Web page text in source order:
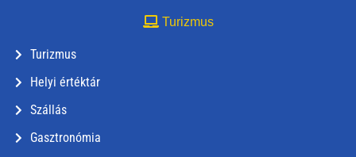
Turizmus
Turizmus
Helyi értéktár
Szállás
Gasztronómia